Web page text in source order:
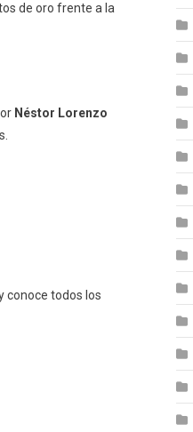
de oro frente a la
Néstor Lorenzo
conoce todos los